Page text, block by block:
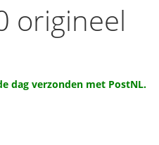
origineel
dag verzonden met PostNL.